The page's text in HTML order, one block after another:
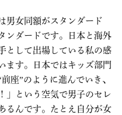
男女同額がスタンダード
ンダードです。日本と海外
として出場している私の感
ます。日本ではキッズ部門
座”のように進んでいき、
」という空気で男子のセレ
るんです。たとえ自分が女